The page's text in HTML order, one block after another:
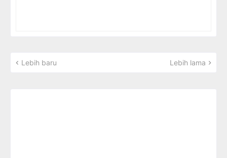
Lebih baru Lebih lama